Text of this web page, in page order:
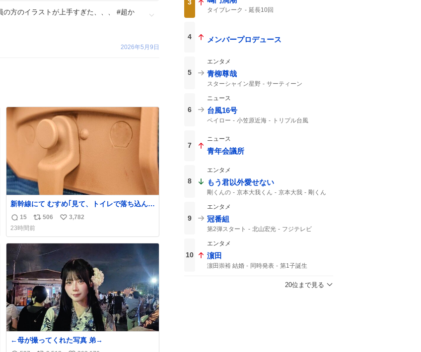
方のイラストが上手すぎた、、、 #超か
2026年5月9日
新幹線にて むすめ｢見て、トイレで落ち込んで
る人｣ それにしか見えなくなった どうしてく
れるんだ
返
信
数
15
リ
ポ
ス
ト
数
506
い
ね
3,782
23時間前
←母が撮ってくれた写真 弟→
3
タイブレーク 延長10回
4 メンバープロデュース
5
エンタメ
青柳尊哉
スターシャイン星野
サーティーン
コードナンバーサーティーン
6
ニュース
台風16号
ペイロー 小笠原近海
トリプル台風
台風14号
7
ニュース
青年会議所
8
エンタメ
もう君以外愛せない
剛くんの 京本大我くん 京本大我
剛くん
僕こそミュージック
帝コン
9
エンタメ
冠番組
第2弾スタート 北山宏光 フジテレビ
10
エンタメ
濵田
濵田崇裕 結婚 同時発表
第1子誕生
結婚した?
20位まで見る